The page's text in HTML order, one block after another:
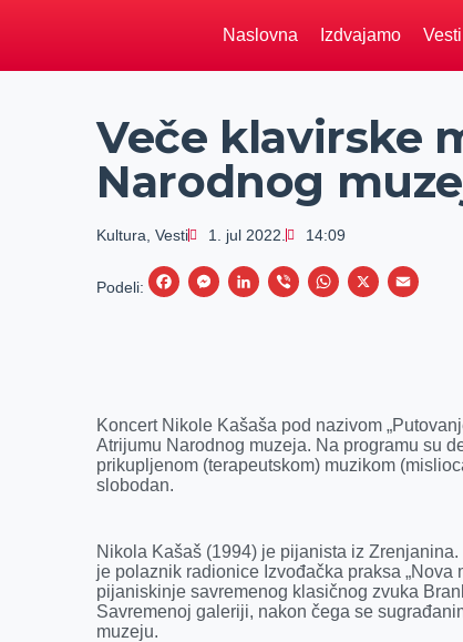
Naslovna Izdvajamo Vesti
Veče klavirske
Narodnog
Kultura ,Vesti 1. jul 2022. 14:09
Podeli:
F
o
o
M
n
g
L
d
I
V
W
A
p
X
Koncert Nikole Kašaša pod nazivom
Atrijumu Narodnog muzeja. Na programu su
prikupljenom (terapeutskom) muzikom
slobodan.
Nikola Kašaš (1994) je pijanista iz
je polaznik radionice Izvođačka praksa
pijaniskinje savremenog klasičnog zvuka
Savremenoj galeriji, nakon čega se
muzeju.